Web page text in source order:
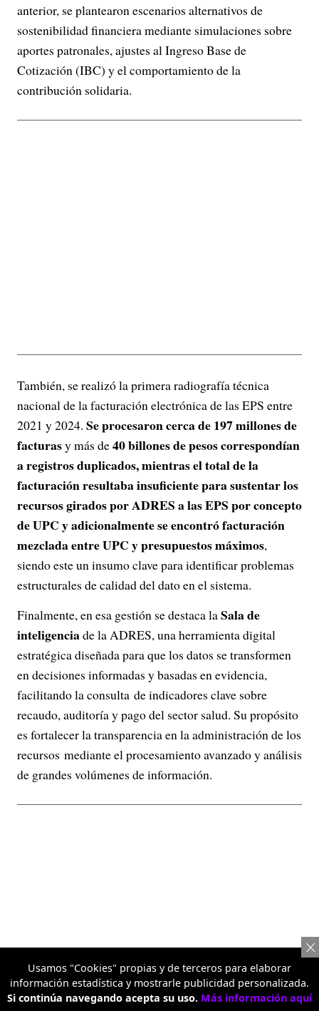
anterior, se plantearon escenarios alternativos de
sostenibilidad financiera mediante simulaciones sobre
aportes patronales, ajustes al Ingreso Base de
Cotización (IBC) y el comportamiento de la
contribución solidaria.
También, se realizó la primera radiografía técnica
nacional de la facturación electrónica de las EPS entre
2021 y 2024. Se procesaron cerca de 197 millones de
facturasy más de40 billones de pesos correspondían
a registros duplicados, mientras el total de la
facturación resultaba insuficiente para sustentar los
recursos girados por ADRES a las EPS por concepto
de UPC y adicionalmente se encontró facturación
mezclada entre UPC y presupuestos máximos,
siendo este un insumo clave para identificar problemas
estructurales de calidad del dato en el sistema.
Finalmente, en esa gestión se destaca laSala de
inteligenciade la ADRES, una herramienta digital
estratégica diseñada para que los datos se transformen
en decisiones informadas y basadas en evidencia,
facilitando la consulta de indicadores clave sobre
recaudo, auditoría y pago del sector salud. Su propósito
es fortalecer la transparencia en la administración de los
recursos mediante el procesamiento avanzado y análisis
de grandes volúmenes de información.
Usamos "Cookies" propias y de terceros para elaborar
información estadística y mostrarle publicidad personalizada.
Si continúa navegando acepta su uso. Más información aquí